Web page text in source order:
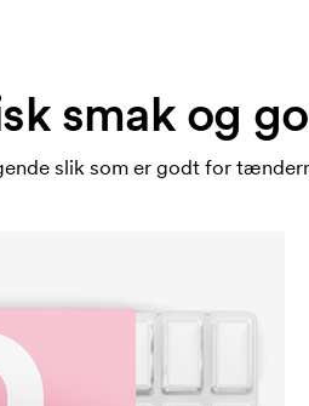
smak og
slik som er godt for